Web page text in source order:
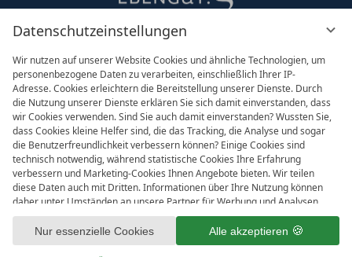
Datenschutzeinstellungen
Wir nutzen auf unserer Website Cookies und ähnliche Technologien, um
personenbezogene Daten zu verarbeiten, einschließlich Ihrer IP-
Adresse. Cookies erleichtern die Bereitstellung unserer Dienste. Durch
die Nutzung unserer Dienste erklären Sie sich damit einverstanden, dass
wir Cookies verwenden. Sind Sie auch damit einverstanden? Wussten Sie,
dass Cookies kleine Helfer sind, die das Tracking, die Analyse und sogar
die Benutzerfreundlichkeit verbessern können? Einige Cookies sind
technisch notwendig, während statistische Cookies Ihre Erfahrung
verbessern und Marketing-Cookies Ihnen Angebote bieten. Wir teilen
diese Daten auch mit Dritten. Informationen über Ihre Nutzung können
daher unter Umständen an unsere Partner für Werbung und Analysen
weitergegeben werden. Die Verarbeitung der Daten erfolgt entweder mit
Ihrer Zustimmung oder aufgrund unseres berechtigten Interesses, dem
Sie in den individuellen Datenschutzeinstellungen widersprechen können.
Alle akzeptieren
Nur essenzielle Cookies
Impressum
AGB
Datenschutzeinstellungen
Datenschutz